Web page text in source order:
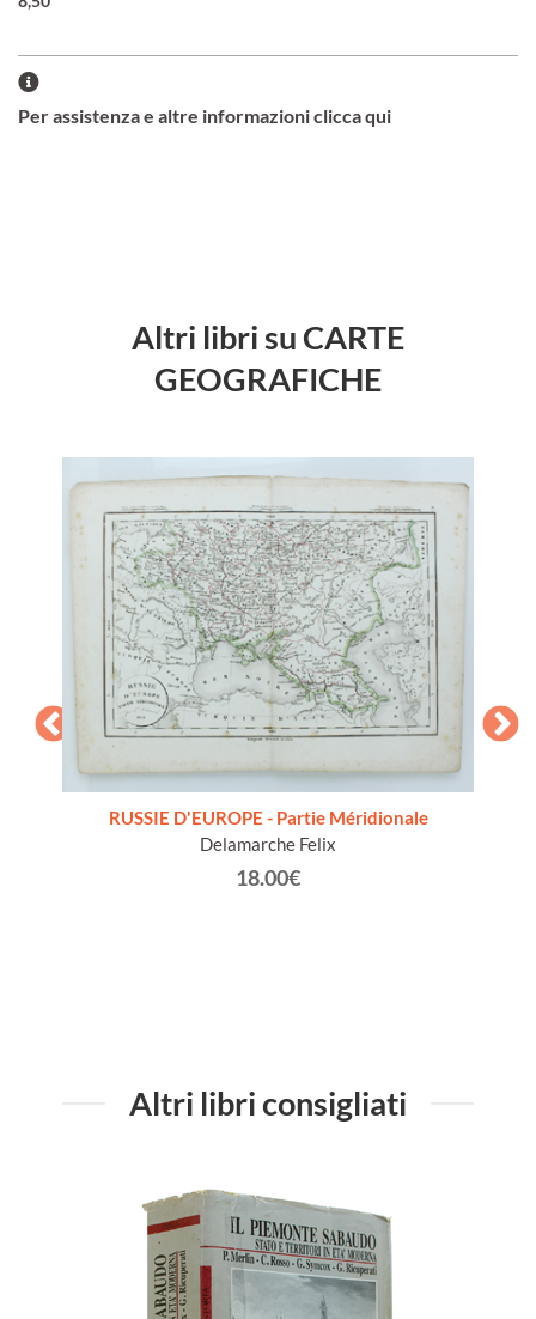
Per assistenza e altre informazioni clicca qui
Altri libri su CARTE
GEOGRAFICHE
RUSSIE D'EUROPE - Partie Méridionale
Delamarche Felix
18.00€
Altri libri consigliati